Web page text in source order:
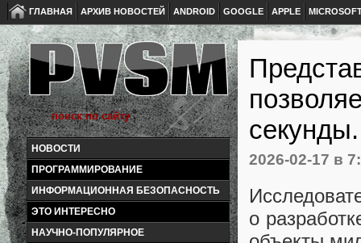
ГЛАВНАЯ АРХИВ НОВОСТЕЙ ANDROID GOOGLE APPLE
НОВОСТИ
ПРОГРАММИРОВАНИЕ
ИНФОРМАЦИОННАЯ БЕЗОПАСНОСТЬ
ЭТО ИНТЕРЕСНО
НАУЧНО-ПОПУЛЯРНОЕ
2026-02-17 в
о